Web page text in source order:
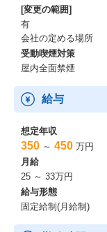
[変更の範囲]
有
会社の定める場所
受動喫煙対策
屋内全面禁煙
給与
想定年収
350 ～ 450 万円
月給
25 ～ 33万円
給与形態
固定給制(月給制)